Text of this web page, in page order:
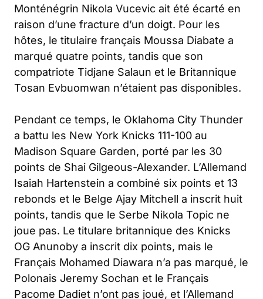
Monténégrin Nikola Vucevic ait été écarté en
raison d’une fracture d’un doigt. Pour les
hôtes, le titulaire français Moussa Diabate a
marqué quatre points, tandis que son
compatriote Tidjane Salaun et le Britannique
Tosan Evbuomwan n’étaient pas disponibles.
Pendant ce temps, le Oklahoma City Thunder
a battu les New York Knicks 111-100 au
Madison Square Garden, porté par les 30
points de Shai Gilgeous-Alexander. L’Allemand
Isaiah Hartenstein a combiné six points et 13
rebonds et le Belge Ajay Mitchell a inscrit huit
points, tandis que le Serbe Nikola Topic ne
joue pas. Le titulare britannique des Knicks
OG Anunoby a inscrit dix points, mais le
Français Mohamed Diawara n’a pas marqué, le
Polonais Jeremy Sochan et le Français
Pacome Dadiet n’ont pas joué, et l’Allemand